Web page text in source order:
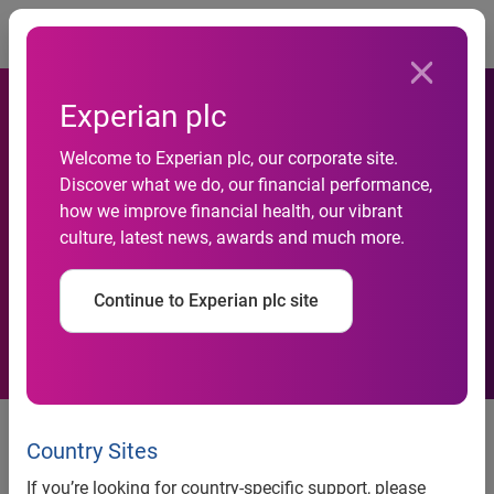
Experian plc
Welcome to Experian plc, our corporate site.
Discover what we do, our financial performance,
how we improve financial health, our vibrant
culture, latest news, awards and much more.
Continue to Experian plc site
Country Sites
If you’re looking for country-specific support, please
Flere selskaber vendte
underskud til overskud i
2011
Experian har taget temperaturen
på den finansielle styrke i dansk